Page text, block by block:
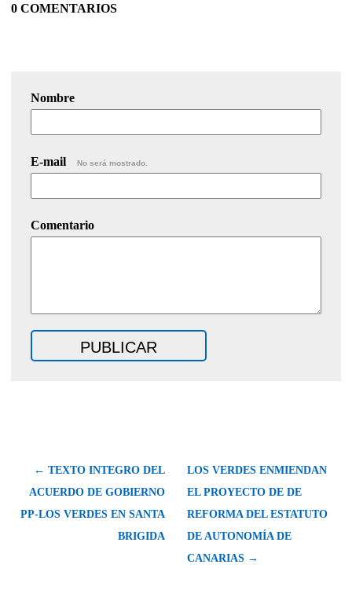
0 COMENTARIOS
Nombre
E-mail No será mostrado.
Comentario
← TEXTO INTEGRO DEL
ACUERDO DE GOBIERNO
PP-LOS VERDES EN SANTA
BRIGIDA
LOS VERDES ENMIENDAN
EL PROYECTO DE DE
REFORMA DEL ESTATUTO
DE AUTONOMÍA DE
CANARIAS →